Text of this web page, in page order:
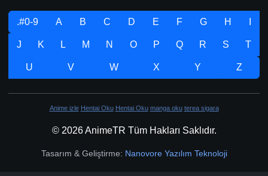
.#0-9 A B C D E F G H
J K L M N O P Q R S T
U V W X Y Z
Anime izle Hentai Oku Hentai Oku manga oku terea sigara
© 2026 AnimeTR Tüm Hakları Saklıdır.
Tasarım & Geliştirme: Nanovore Yazılım Teknoloji